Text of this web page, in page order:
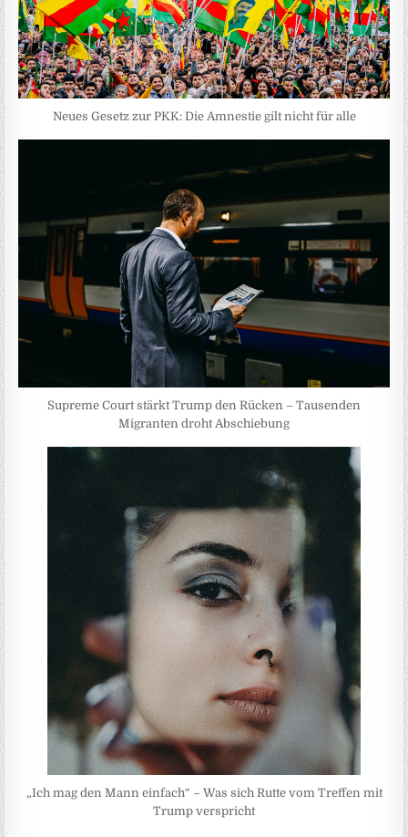
Neues Gesetz zur PKK: Die Amnestie gilt nicht für alle
Supreme Court stärkt Trump den Rücken – Tausenden
Migranten droht Abschiebung
„Ich mag den Mann einfach“ – Was sich Rutte vom Treffen mit
Trump verspricht